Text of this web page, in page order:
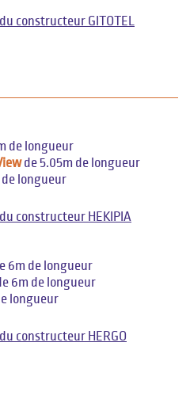
constructeur GITOTEL
de longueur
de 5.05m de longueur
de longueur
constructeur HEKIPIA
6m de longueur
6m de longueur
longueur
constructeur HERGO